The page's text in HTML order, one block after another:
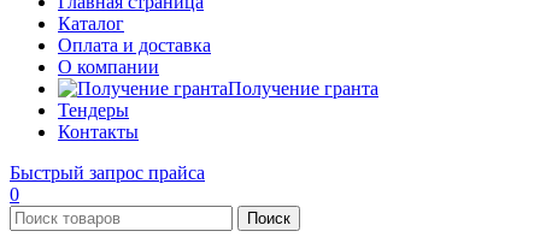
Каталог
Оплата и доставка
О компании
Получение гранта
Тендеры
Контакты
Быстрый запрос прайса
0
Поиск